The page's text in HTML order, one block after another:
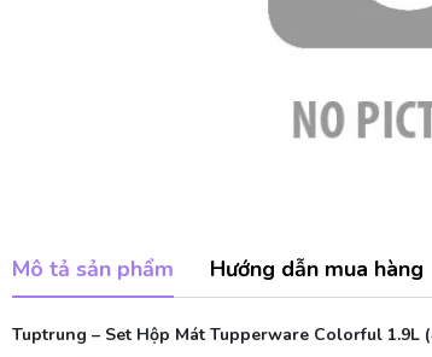
Mô tả sản phẩm Hướng dẫn mua hàng
Tuptrung – Set Hộp Mát Tupperware Colorful 1.9L